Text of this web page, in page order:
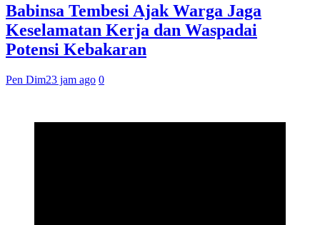
Babinsa Tembesi Ajak Warga Jaga
Keselamatan Kerja dan Waspadai
Potensi Kebakaran
Pen Dim23 jam ago 0